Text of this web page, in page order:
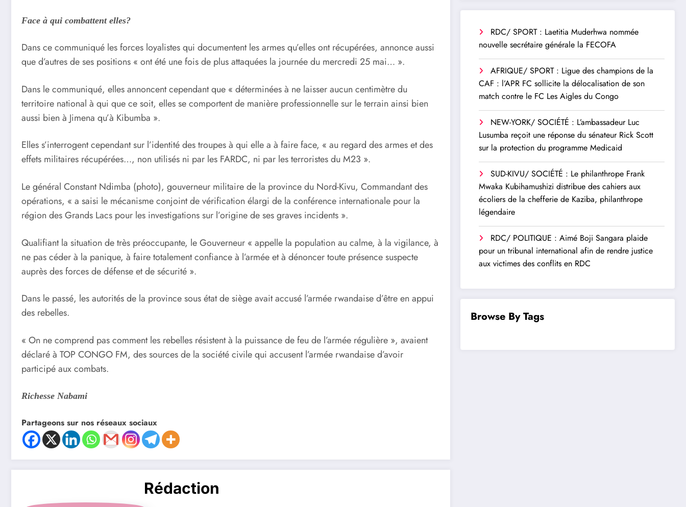
Face à qui combattent elles?
Dans ce communiqué les forces loyalistes qui documentent les armes qu’elles ont récupérées, annonce aussi
que d’autres de ses positions « ont été une fois de plus attaquées la journée du mercredi 25 mai… ».
Dans le communiqué, elles annoncent cependant que « déterminées à ne laisser aucun centimètre du
territoire national à qui que ce soit, elles se comportent de manière professionnelle sur le terrain ainsi bien
aussi bien à Jimena qu’à Kibumba ».
Elles s’interrogent cependant sur l’identité des troupes à qui elle a à faire face, « au regard des armes et des
effets militaires récupérées…, non utilisés ni par les FARDC, ni par les terroristes du M23 ».
Le général Constant Ndimba (photo), gouverneur militaire de la province du Nord-Kivu, Commandant des
opérations, « a saisi le mécanisme conjoint de vérification élargi de la conférence internationale pour la
région des Grands Lacs pour les investigations sur l’origine de ses graves incidents ».
Qualifiant la situation de très préoccupante, le Gouverneur « appelle la population au calme, à la vigilance, à
ne pas céder à la panique, à faire totalement confiance à l’armée et à dénoncer toute présence suspecte
auprès des forces de défense et de sécurité ».
Dans le passé, les autorités de la province sous état de siège avait accusé l’armée rwandaise d’être en appui
des rebelles.
« On ne comprend pas comment les rebelles résistent à la puissance de feu de l’armée régulière », avaient
déclaré à TOP CONGO FM, des sources de la société civile qui accusent l’armée rwandaise d’avoir
participé aux combats.
Richesse Nabami
Partageons sur nos réseaux sociaux
Rédaction
RDC/ SPORT : Laetitia Muderhwa nommée
nouvelle secrétaire générale la FECOFA
AFRIQUE/ SPORT : Ligue des champions de la
CAF : l’APR FC sollicite la délocalisation de son
match contre le FC Les Aigles du Congo
NEW-YORK/ SOCIÉTÉ : L’ambassadeur Luc
Lusumba reçoit une réponse du sénateur Rick Scott
sur la protection du programme Medicaid
SUD-KIVU/ SOCIÉTÉ : Le philanthrope Frank
Mwaka Kubihamushizi distribue des cahiers aux
écoliers de la chefferie de Kaziba, philanthrope
légendaire
RDC/ POLITIQUE : Aimé Boji Sangara plaide
pour un tribunal international afin de rendre justice
aux victimes des conflits en RDC
Browse By Tags